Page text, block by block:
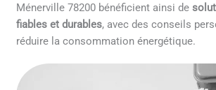
Ménerville 78200 bénéficient ainsi de
fiables et durables, avec des conseils
réduire la consommation énergétique.